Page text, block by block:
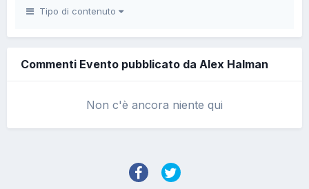
Tipo di contenuto
Commenti Evento pubblicato da Alex Halman
Non c'è ancora niente qui